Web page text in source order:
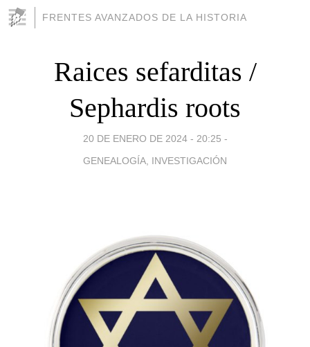
FRENTES AVANZADOS DE LA HISTORIA
Raices sefarditas /
Sephardis roots
20 DE ENERO DE 2024 - 20:25 -
GENEALOGÍA, INVESTIGACIÓN